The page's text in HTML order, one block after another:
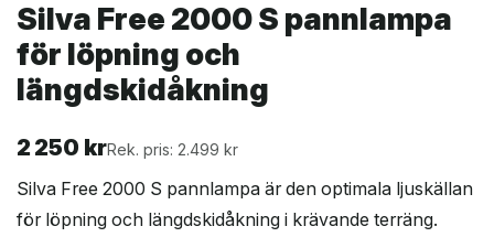
Silva Free 2000 S pannlampa
för löpning och
längdskidåkning
2 250 krRek. pris: 2.499 kr
Silva Free 2000 S pannlampa är den optimala ljuskällan
för löpning och längdskidåkning i krävande terräng.